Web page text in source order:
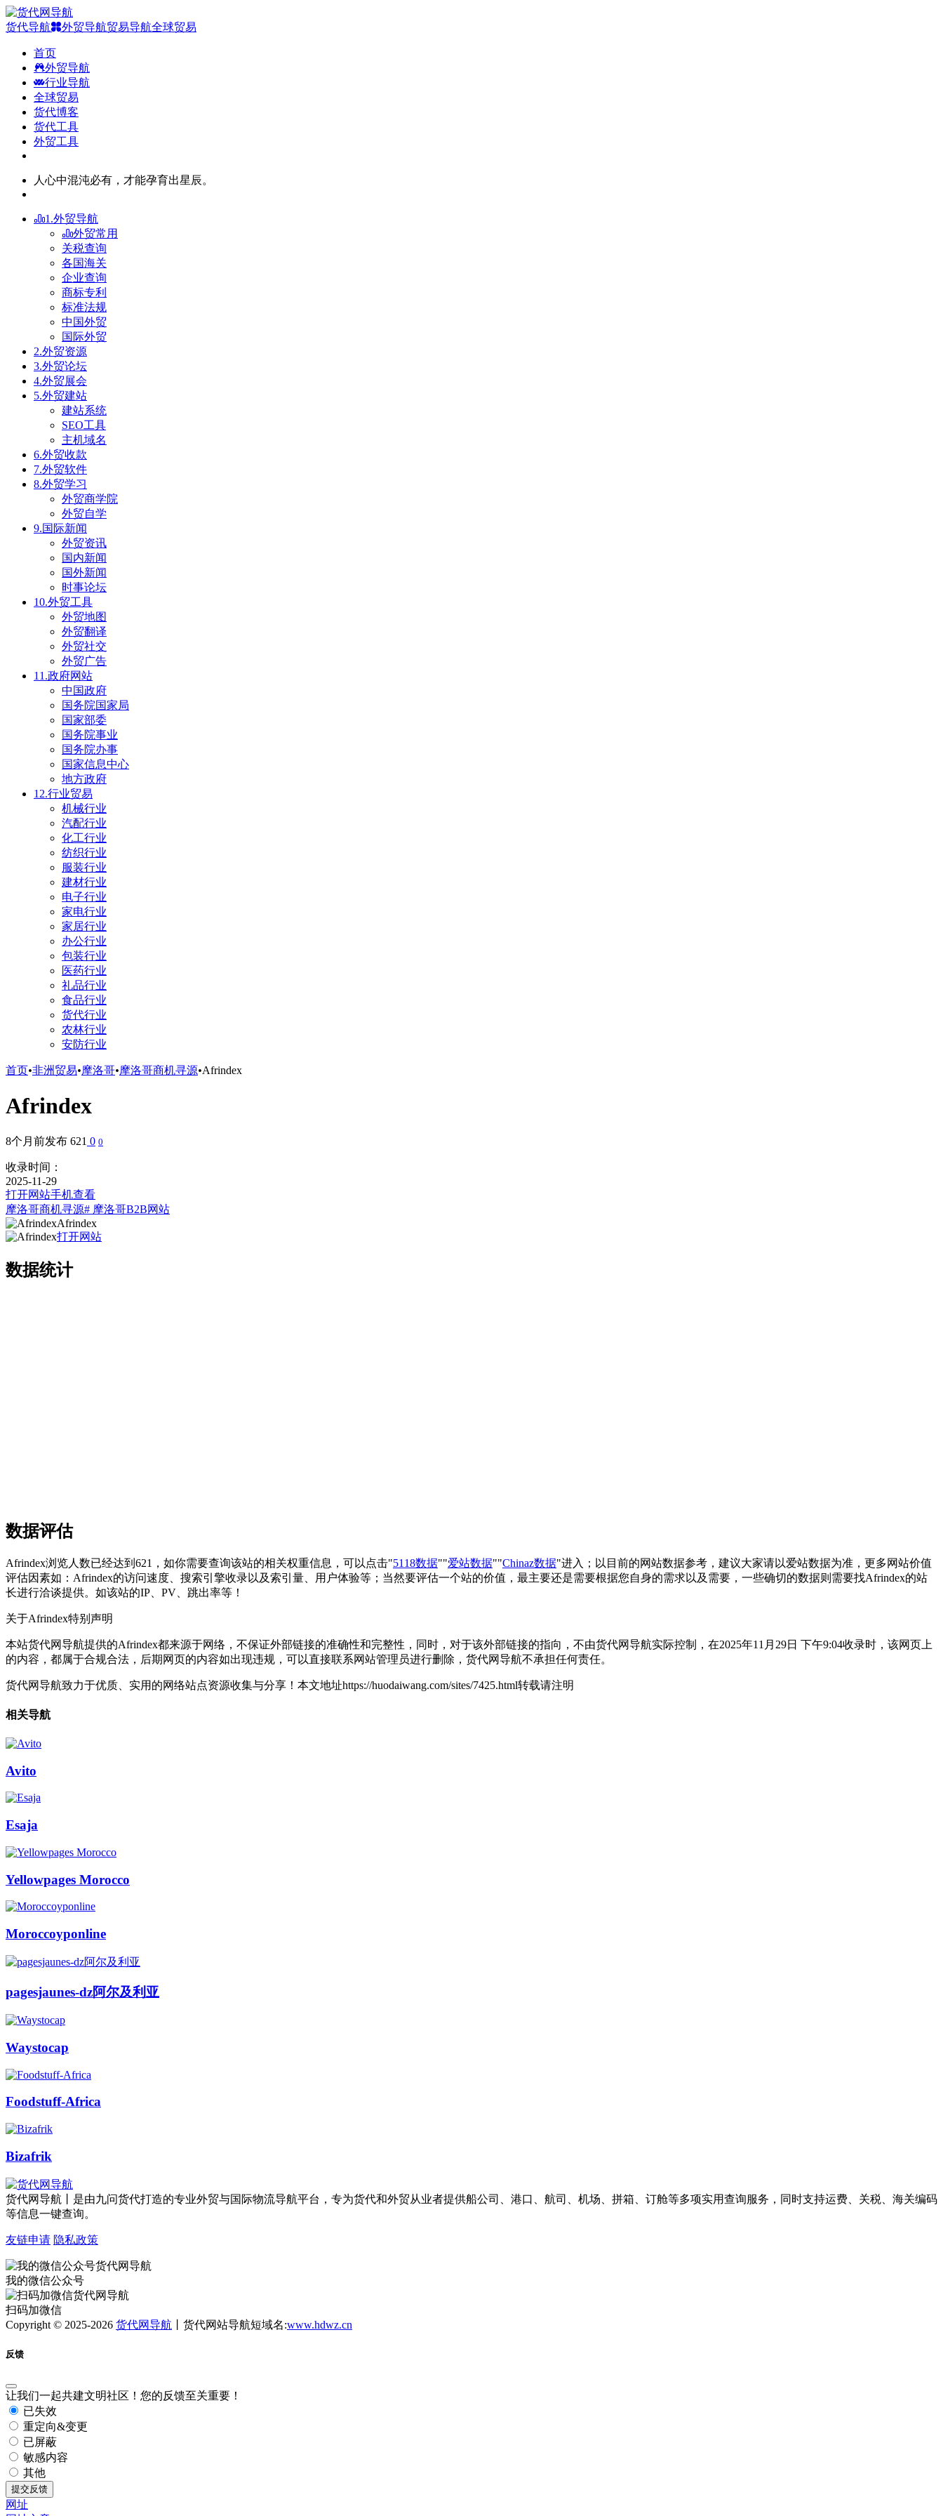
货代导航 外贸导航贸易导航全球贸易
首页
外贸导航
行业导航
全球贸易
货代博客
货代工具
外贸工具
人心中混沌必有，才能孕育出星辰。
1.外贸导航
外贸常用
关税查询
各国海关
企业查询
商标专利
标准法规
中国外贸
国际外贸
2.外贸资源
3.外贸论坛
4.外贸展会
5.外贸建站
建站系统
SEO工具
主机域名
6.外贸收款
7.外贸软件
8.外贸学习
外贸商学院
外贸自学
9.国际新闻
外贸资讯
国内新闻
国外新闻
时事论坛
10.外贸工具
外贸地图
外贸翻译
外贸社交
外贸广告
11.政府网站
中国政府
国务院国家局
国家部委
国务院事业
国务院办事
国家信息中心
地方政府
12.行业贸易
机械行业
汽配行业
化工行业
纺织行业
服装行业
建材行业
电子行业
家电行业
家居行业
办公行业
包装行业
医药行业
礼品行业
食品行业
货代行业
农林行业
安防行业
首页•非洲贸易•摩洛哥•摩洛哥商机寻源•Afrindex
Afrindex
8个月前发布 621 0 0
收录时间：
2025-11-29
打开网站手机查看
摩洛哥商机寻源# 摩洛哥B2B网站
Afrindex
打开网站
数据统计
数据评估
Afrindex浏览人数已经达到621，如你需要查询该站的相关权重信息，可以点击"5118数据""爱站数据""Chinaz数据"进入；以目前的网站数据参考，建议大家请以爱站数据为准，更多网站价值
评估因素如：Afrindex的访问速度、搜索引擎收录以及索引量、用户体验等；当然要评估一个站的价值，最主要还是需要根据您自身的需求以及需要，一些确切的数据则需要找Afrindex的站
长进行洽谈提供。如该站的IP、PV、跳出率等！
关于Afrindex特别声明
本站货代网导航提供的Afrindex都来源于网络，不保证外部链接的准确性和完整性，同时，对于该外部链接的指向，不由货代网导航实际控制，在2025年11月29日 下午9:04收录时，该网页上
的内容，都属于合规合法，后期网页的内容如出现违规，可以直接联系网站管理员进行删除，货代网导航不承担任何责任。
货代网导航致力于优质、实用的网络站点资源收集与分享！ 本文地址https://huodaiwang.com/sites/7425.html转载请注明
相关导航
Avito
Esaja
Yellowpages Morocco
Moroccoyponline
pagesjaunes-dz阿尔及利亚
Waystocap
Foodstuff-Africa
Bizafrik
货代网导航丨是由九问货代打造的专业外贸与国际物流导航平台，专为货代和外贸从业者提供船公司、港口、航司、机场、拼箱、订舱等多项实用查询服务，同时支持运费、关税、海关编码
等信息一键查询。
友链申请 隐私政策
我的微信公众号
扫码加微信
Copyright © 2025-2026 货代网导航 丨货代网站导航短域名:www.hdwz.cn
反馈
让我们一起共建文明社区！您的反馈至关重要！
已失效
重定向&变更
已屏蔽
敏感内容
其他
提交反馈
网址